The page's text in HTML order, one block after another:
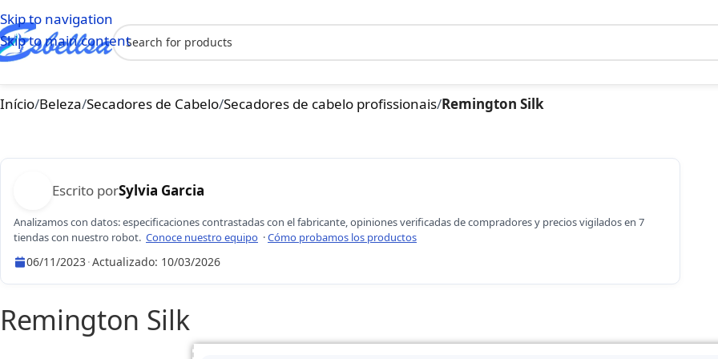
Skip to navigation
Skip to main content
Início/Beleza/Secadores de Cabelo/Secadores de cabelo profissionais/Remington Silk
Escrito porSylvia Garcia
Analizamos con datos: especificaciones contrastadas con el fabricante, opiniones verificadas de compradores y precios vigilados en 7
tiendas con nuestro robot. Conoce nuestro equipo ·Cómo probamos los productos
06/11/2023·Actualizado: 10/03/2026
Remington Silk